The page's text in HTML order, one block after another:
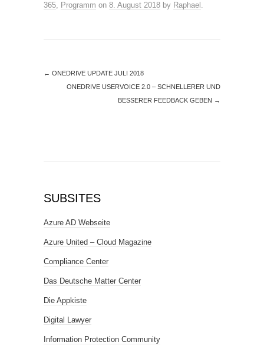
365, Programm on 8. August 2018 by Raphael .
← ONEDRIVE UPDATE JULI 2018
ONEDRIVE USERVOICE 2.0 – SCHNELLERER UND
BESSERER FEEDBACK GEBEN →
SUBSITES
Azure AD Webseite
Azure United – Cloud Magazine
Compliance Center
Das Deutsche Matter Center
Die Appkiste
Digital Lawyer
Information Protection Community